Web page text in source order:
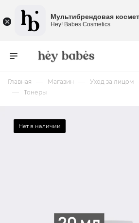
Главная — Магазин — Уход за лицом
— Тонеры
Нет в наличии
Мультибрендовая
Hey! Babes Cosmetics